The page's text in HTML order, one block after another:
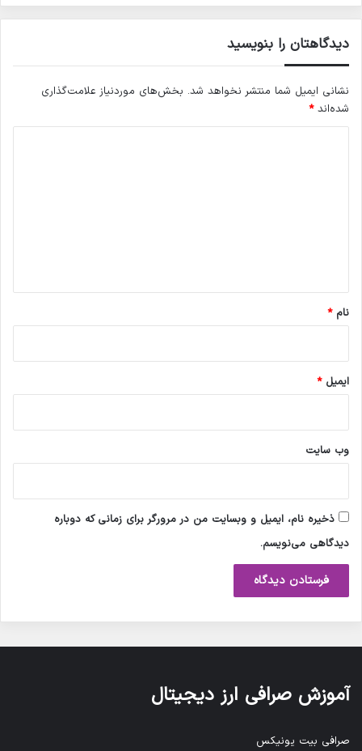
دیدگاهتان را بنویسید
نشانی ایمیل شما منتشر نخواهد شد. بخش‌های موردنیاز علامت‌گذاری
شده‌اند*
نام*
ایمیل*
وب‌ سایت
ذخیره نام، ایمیل و وبسایت من در مرورگر برای زمانی که دوباره
دیدگاهی می‌نویسم.
آموزش صرافی ارز دیجیتال
صرافی بیت یونیکس